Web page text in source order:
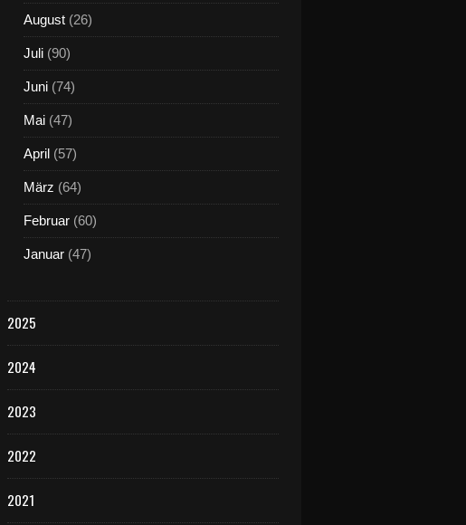
August (26)
Juli (90)
Juni (74)
Mai (47)
April (57)
März (64)
Februar (60)
Januar (47)
2025
2024
2023
2022
2021